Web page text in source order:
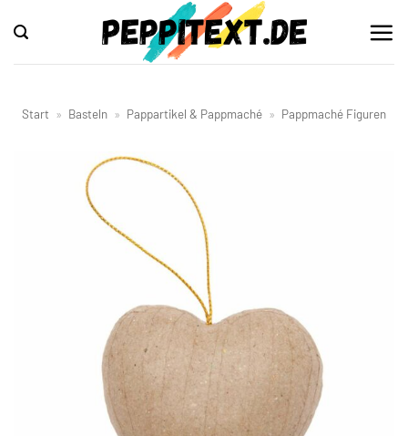
Inhalt
springen
Start » Basteln » Pappartikel & Pappmaché » Pappmaché Figuren